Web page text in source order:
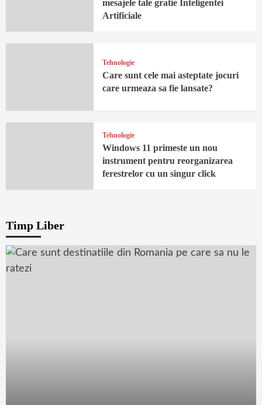
mesajele tale gratie Inteligentei
Artificiale
Tehnologie
Care sunt cele mai asteptate jocuri
care urmeaza sa fie lansate?
Tehnologie
Windows 11 primeste un nou
instrument pentru reorganizarea
ferestrelor cu un singur click
Timp Liber